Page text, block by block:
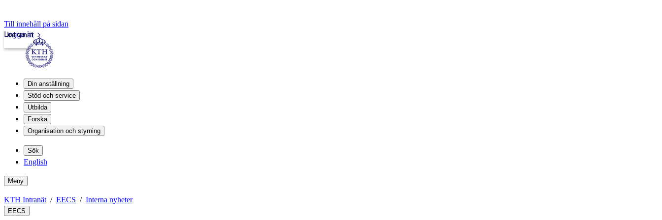
Till innehåll på sidan
Intranät
Logga in
Din anställning
Stöd och service
Utbilda
Forska
Organisation och styrning
Sök
English
Meny
KTH Intranät EECS Interna nyheter
EECS